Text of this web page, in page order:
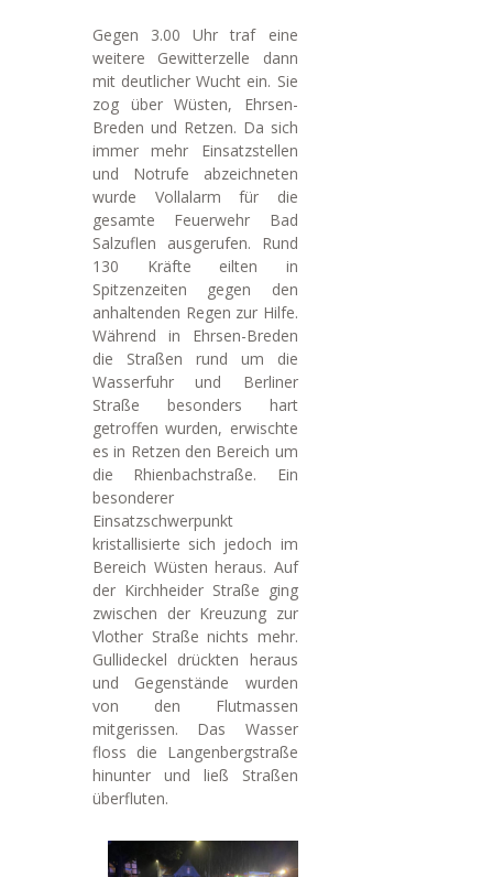
Gegen 3.00 Uhr traf eine
weitere Gewitterzelle dann
mit deutlicher Wucht ein. Sie
zog über Wüsten, Ehrsen-
Breden und Retzen. Da sich
immer mehr Einsatzstellen
und Notrufe abzeichneten
wurde Vollalarm für die
gesamte Feuerwehr Bad
Salzuflen ausgerufen. Rund
130 Kräfte eilten in
Spitzenzeiten gegen den
anhaltenden Regen zur Hilfe.
Während in Ehrsen-Breden
die Straßen rund um die
Wasserfuhr und Berliner
Straße besonders hart
getroffen wurden, erwischte
es in Retzen den Bereich um
die Rhienbachstraße. Ein
besonderer
Einsatzschwerpunkt
kristallisierte sich jedoch im
Bereich Wüsten heraus. Auf
der Kirchheider Straße ging
zwischen der Kreuzung zur
Vlother Straße nichts mehr.
Gullideckel drückten heraus
und Gegenstände wurden
von den Flutmassen
mitgerissen. Das Wasser
floss die Langenbergstraße
hinunter und ließ Straßen
überfluten.